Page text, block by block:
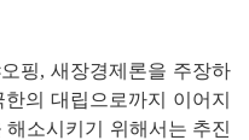
핑, 새장경제론을 주장하
의 대립으로까지 이어지
소시키기 위해서는 추진